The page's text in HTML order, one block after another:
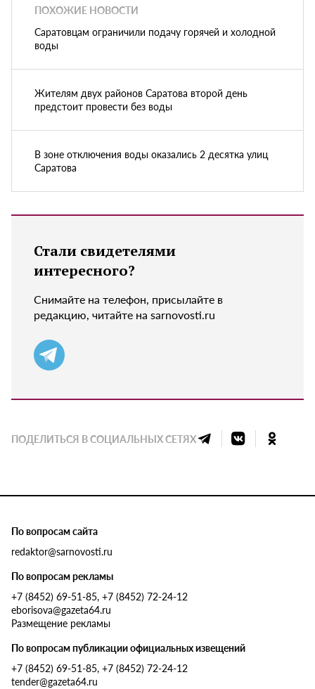
ПОХОЖИЕ НОВОСТИ
Саратовцам ограничили подачу горячей и холодной
воды
Жителям двух районов Саратова второй день
предстоит провести без воды
В зоне отключения воды оказались 2 десятка улиц
Саратова
Стали свидетелями
интересного?
Снимайте на телефон, присылайте в
редакцию, читайте на sarnovosti.ru
ПОДЕЛИТЬСЯ В СОЦИАЛЬНЫХ СЕТЯХ
По вопросам сайта
redaktor@sarnovosti.ru
По вопросам рекламы
+7 (8452) 69-51-85, +7 (8452) 72-24-12
eborisova@gazeta64.ru
Размещение рекламы
По вопросам публикации официальных извещений
+7 (8452) 69-51-85, +7 (8452) 72-24-12
tender@gazeta64.ru